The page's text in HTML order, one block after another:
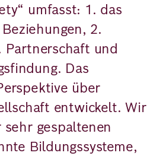
umfasst: 1. das
2.
Partnerschaft und
Das
über
entwickelt. Wir
gespaltenen
Bildungssysteme,